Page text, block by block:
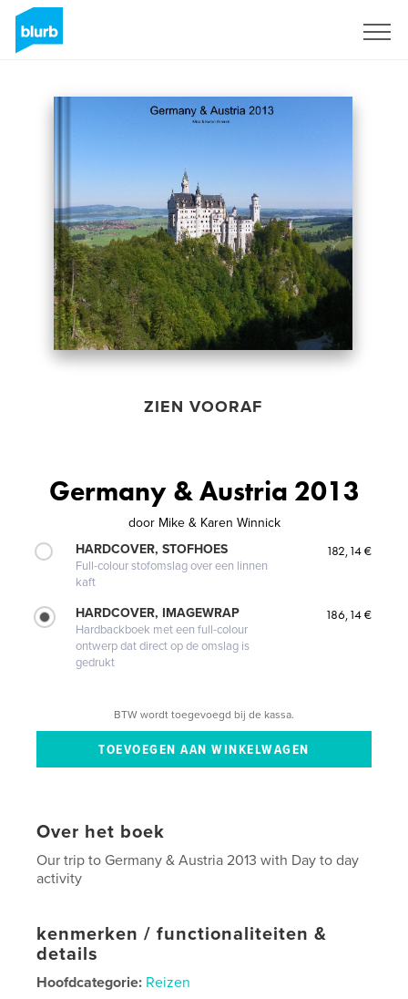
ZIEN VOORAF
Germany & Austria 2013
door Mike & Karen Winnick
HARDCOVER, STOFHOES
Full-colour stofomslag over een linnen
kaft
182,14 €
HARDCOVER, IMAGEWRAP
Hardbackboek met een full-colour
ontwerp dat direct op de omslag is
gedrukt
186,14 €
BTW wordt toegevoegd bij de kassa.
Over het boek
Our trip to Germany & Austria 2013 with Day to day
activity
kenmerken / functionaliteiten &
details
Hoofdcategorie: Reizen